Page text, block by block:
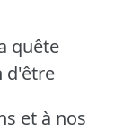
quête
d'être
et à nos